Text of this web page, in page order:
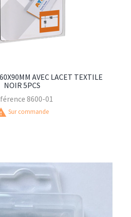
AVEC LACET TEXTILE
NOIR 5PCS
8600-01
Sur commande